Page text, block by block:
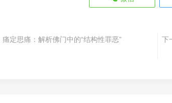
痛定思痛：解析佛门中的“结构性罪恶” 下